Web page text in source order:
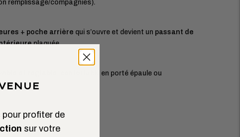
remplissage/compagnies).
+ poche arrière qui s’ouvre et devient un passant de
plaquée.
, confortable en porté épaule ou
pour profiter de
sur votre